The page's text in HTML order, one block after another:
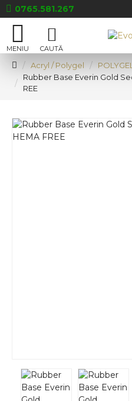
0765.581.267
Acryl / Polygel
Rubber Base Everin Gold
REE